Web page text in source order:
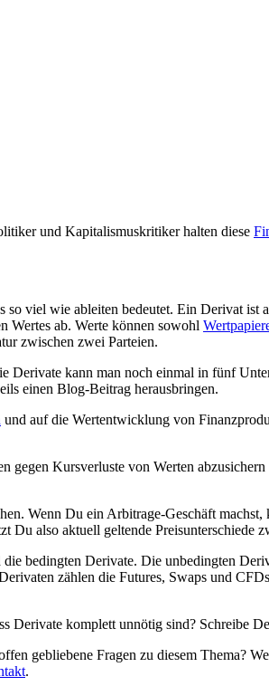
und Kapitalismuskritiker halten diese
viel wie ableiten bedeutet. Ein Derivat
Wertes ab. Werte können sowohl
zwischen zwei Parteien.
Derivate kann man noch einmal in fünf
einen Blog-Beitrag herausbringen.
und auf die Wertentwicklung von
gegen Kursverluste von Werten
Wenn Du ein Arbitrage-Geschäft
also aktuell geltende Preisunterschiede
bedingten Derivate. Die unbedingten
zählen die Futures, Swaps und
Derivate komplett unnötig sind? Schreibe
gebliebene Fragen zu diesem Thema?
.